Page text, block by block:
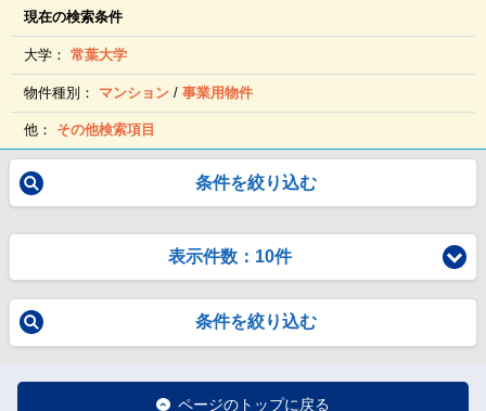
現在の検索条件
大学：常葉大学
物件種別： マンション/事業用物件
他： その他検索項目
条件を絞り込む
表示件数：10件
条件を絞り込む
ページのトップに戻る